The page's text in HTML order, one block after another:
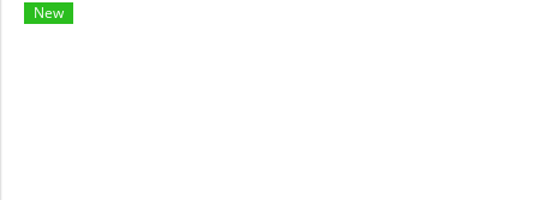
New